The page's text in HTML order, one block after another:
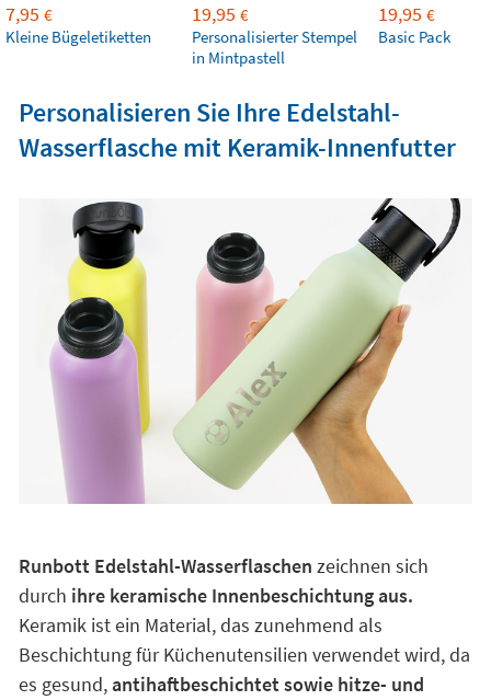
7,95 €
Kleine Bügeletiketten
19,95 €
Personalisierter Stempel
in Mintpastell
19,95 €
Basic Pack
Personalisieren Sie Ihre Edelstahl-
Wasserflasche mit Keramik-Innenfutter
Runbott Edelstahl-Wasserflaschen zeichnen sich
durch ihre keramische Innenbeschichtung aus.
Keramik ist ein Material, das zunehmend als
Beschichtung für Küchenutensilien verwendet wird, da
es gesund,antihaftbeschichtet sowie hitze- und